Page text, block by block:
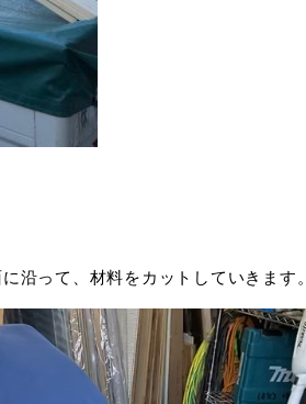
沿って、材料をカットしていきます。